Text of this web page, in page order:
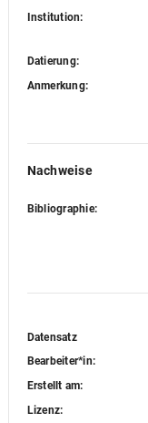
Institution:
Datierung:
Anmerkung:
Nachweise
Bibliographie:
Datensatz
Bearbeiter*in:
Erstellt am:
Lizenz: